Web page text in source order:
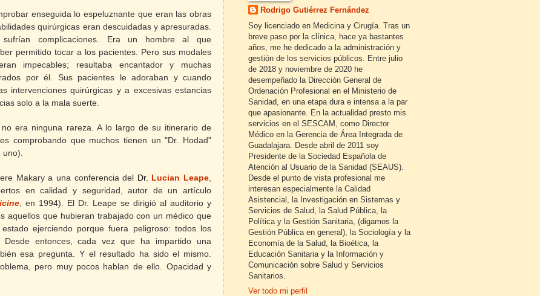
enseguida lo espeluznante que eran las obras
quirúrgicas eran descuidadas y apresuradas.
complicaciones. Era un hombre al que
permitido tocar a los pacientes. Pero sus modales
impecables; resultaba encantador y muchas
por él. Sus pacientes le adoraban y cuando
intervenciones quirúrgicas y a excesivas estancias
solo a la mala suerte.
era ninguna rareza. A lo largo de su itinerario de
comprobando que muchos tienen un "Dr. Hodad"
Makary a una conferencia del Dr. Lucian Leape
en calidad y seguridad, autor de un artículo
, en 1994). El Dr. Leape se dirigió al auditorio y
aquellos que hubieran trabajado con un médico que
ejerciendo porque fuera peligroso: todos los
entonces, cada vez que ha impartido una
esa pregunta. Y el resultado ha sido el mismo.
pero muy pocos hablan de ello. Opacidad y
Rodrigo Gutiérrez Fernández
Soy licenciado en Medicina y Cirugía. Tras un
breve paso por la clínica, hace ya bastantes
años, me he dedicado a la administración y
gestión de los servicios públicos. Entre julio
de 2018 y noviembre de 2020 he
desempeñado la Dirección General de
Ordenación Profesional en el Ministerio de
Sanidad, en una etapa dura e intensa a la par
que apasionante. En la actualidad presto mis
servicios en el SESCAM, como Director
Médico en la Gerencia de Área Integrada de
Guadalajara. Desde abril de 2011 soy
Presidente de la Sociedad Española de
Atención al Usuario de la Sanidad (SEAUS).
Desde el punto de vista profesional me
interesan especialmente la Calidad
Asistencial, la Investigación en Sistemas y
Servicios de Salud, la Salud Pública, la
Política y la Gestión Sanitaria, (digamos la
Gestión Pública en general), la Sociología y la
Economía de la Salud, la Bioética, la
Educación Sanitaria y la Información y
Comunicación sobre Salud y Servicios
Sanitarios.
Ver todo mi perfil